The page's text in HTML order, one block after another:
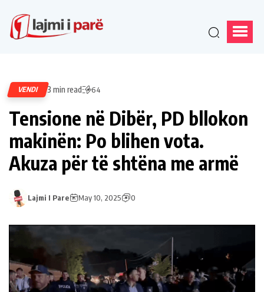
VENDI 3 min read 64
Tensione në Dibër, PD bllokon
makinën: Po blihen vota.
Akuza për të shtëna me armë
Lajmi I Pare May 10, 2025 0